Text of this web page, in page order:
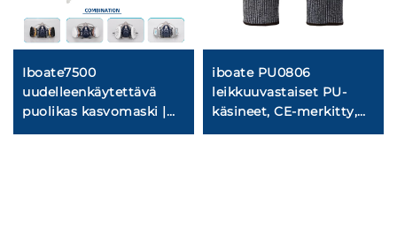
Iboate7500
uudelleenkäytettävä
puolikas kasvomaski |
CE-merkitty kaasumaski
iboate PU0806
leikkuuvastaiset PU-
käsineet, CE-merkitty,
EN388-standardin